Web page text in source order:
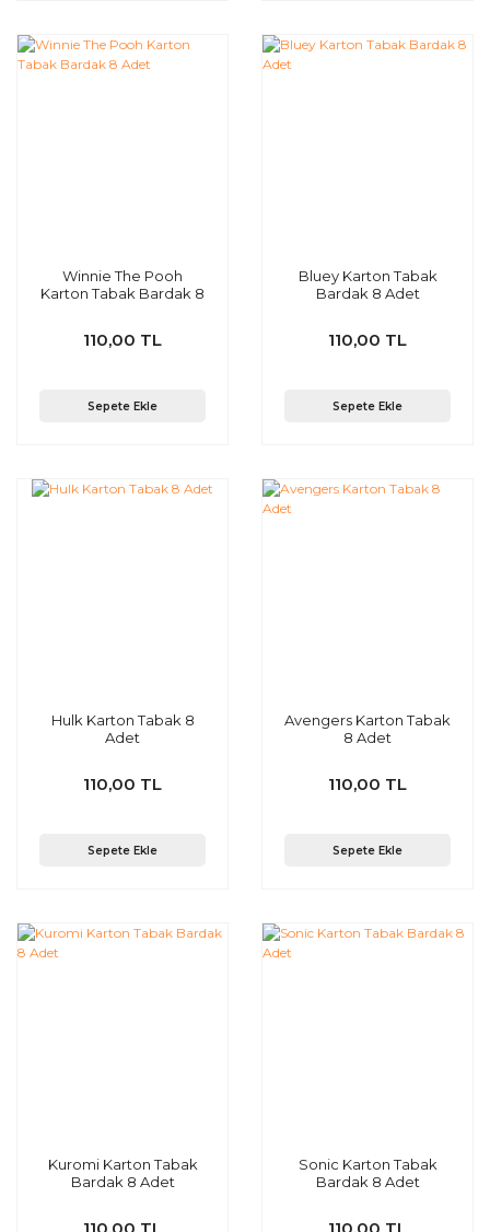
Winnie The Pooh
Karton Tabak Bardak 8
110,00 TL
Sepete Ekle
Bluey Karton Tabak
Bardak 8 Adet
110,00 TL
Sepete Ekle
Hulk Karton Tabak 8
Adet
110,00 TL
Sepete Ekle
Avengers Karton Tabak
8 Adet
110,00 TL
Sepete Ekle
Kuromi Karton Tabak
Bardak 8 Adet
Sonic Karton Tabak
Bardak 8 Adet